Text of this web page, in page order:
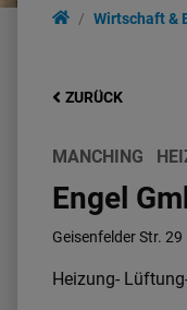
Wirtschaft &
ZURÜCK
MANCHING
Engel
Geisenfelder Str. 29
Heizung-